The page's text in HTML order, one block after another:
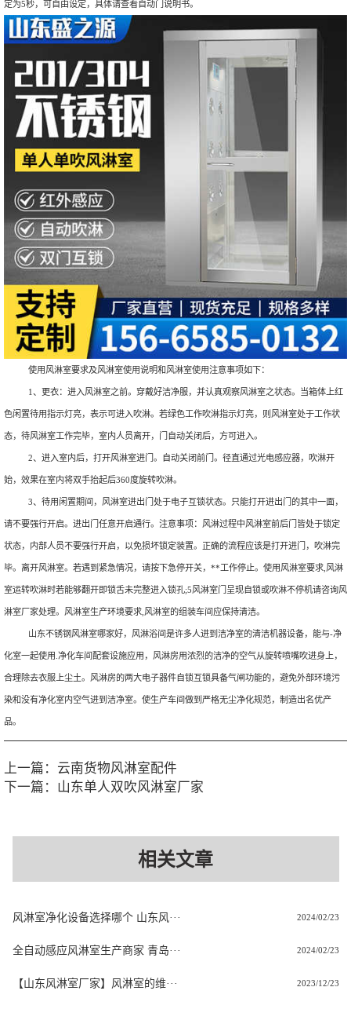
定为5秒，可自由设定，具体请查看自动门说明书。
使用风淋室要求及风淋室使用说明和风淋室使用注意事项如下：
1、更衣：进入风淋室之前。穿戴好洁净服，并认真观察风淋室之状态。当箱体上红
色闲置待用指示灯亮，表示可进入吹淋。若绿色工作吹淋指示灯亮，则风淋室处于工作状
态，待风淋室工作完毕，室内人员离开，门自动关闭后，方可进入。
2、进入室内后，打开风淋室进门。自动关闭前门。径直通过光电感应器，吹淋开
始，效果在室内将双手抬起后360度旋转吹淋。
3、待用闲置期间，风淋室进出门处于电子互锁状态。只能打开进出门的其中一面，
请不要强行开启。进出门任意开启通行。注意事项：风淋过程中风淋室前后门皆处于锁定
状态，内部人员不要强行开启，以免损坏锁定装置。正确的流程应该是打开进门，吹淋完
毕。离开风淋室。若遇到紧急情况，请按下急停开关，**工作停止。使用风淋室要求,风淋
室运转吹淋时若能够翻开即锁舌未完整进入锁孔;5风淋室门呈现自锁或吹淋不停机请咨询风
淋室厂家处理。风淋室生产环境要求,风淋室的组装车间应保持清洁。
山东不锈钢风淋室哪家好，风淋浴间是许多人进到洁净室的清洁机器设备，能与-净
化室一起使用.净化车间配套设施应用，风淋房用浓烈的洁净的空气从旋转喷嘴吹进身上，
合理除去衣服上尘土。风淋房的两大电子器件自锁互锁具备气闸功能的，避免外部环境污
染和没有净化室内空气进到洁净室。使生产车间做到严格无尘净化规范，制造出名优产
品。
上一篇： 云南货物风淋室配件
下一篇： 山东单人双吹风淋室厂家
相关文章
风淋室净化设备选择哪个 山东风··· 2024/02/23
全自动感应风淋室生产商家 青岛··· 2024/02/23
【山东风淋室厂家】风淋室的维··· 2023/12/23